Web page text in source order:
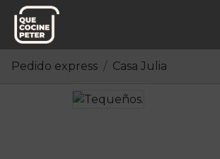
Pedido express Casa Julia